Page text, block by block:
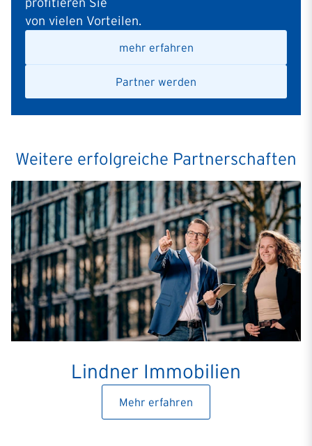
profitieren Sie
von vielen Vorteilen.
mehr erfahren
Partner werden
Weitere erfolgreiche Partnerschaften
Lindner Immobilien
Mehr erfahren